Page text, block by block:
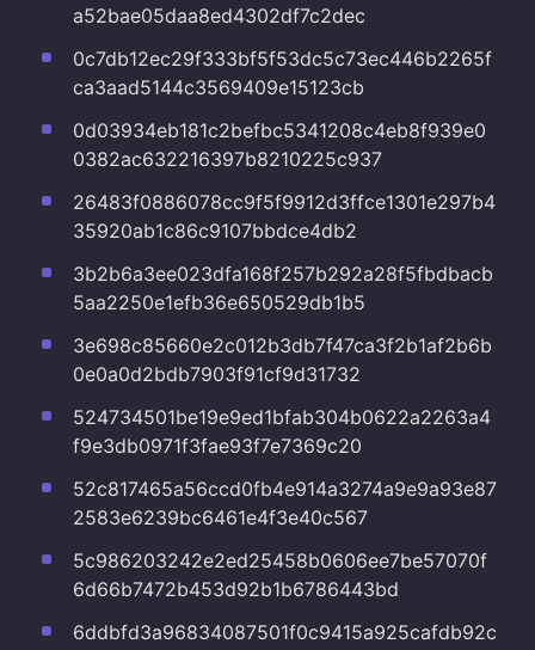
a52bae05daa8ed4302df7c2dec
0c7db12ec29f333bf5f53dc5c73ec446b2265f
ca3aad5144c3569409e15123cb
0d03934eb181c2befbc5341208c4eb8f939e0
0382ac632216397b8210225c937
26483f0886078cc9f5f9912d3ffce1301e297b4
35920ab1c86c9107bbdce4db2
3b2b6a3ee023dfa168f257b292a28f5fbdbacb
5aa2250e1efb36e650529db1b5
3e698c85660e2c012b3db7f47ca3f2b1af2b6b
0e0a0d2bdb7903f91cf9d31732
524734501be19e9ed1bfab304b0622a2263a4
f9e3db0971f3fae93f7e7369c20
52c817465a56ccd0fb4e914a3274a9e9a93e87
2583e6239bc6461e4f3e40c567
5c986203242e2ed25458b0606ee7be57070f
6d66b7472b453d92b1b6786443bd
6ddbfd3a96834087501f0c9415a925cafdb92c